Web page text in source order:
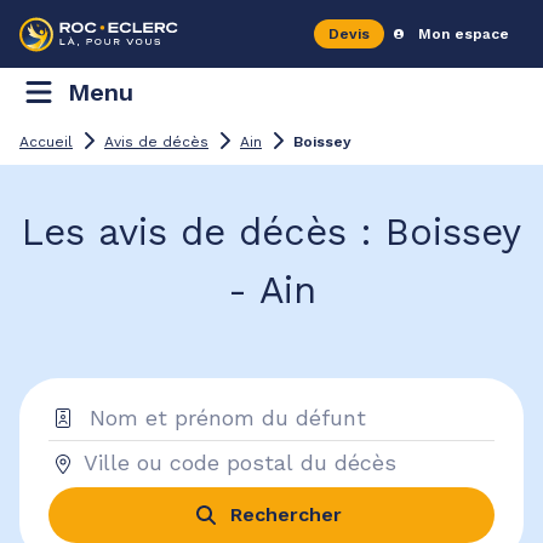
Devis Mon espace
Menu
Accueil Avis de décès Ain Boissey
Les avis de décès : Boissey
- Ain
Rechercher